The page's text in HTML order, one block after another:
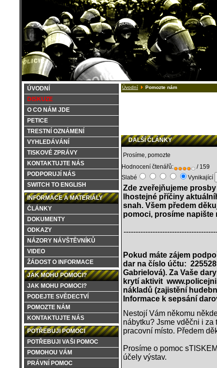
ÚVODNÍ
DISKUZE
O CO NÁM JDE
PETICE
TRESTNÍ OZNÁMENÍ
VYHLEDÁVÁNÍ
TISKOVÉ ZPRÁVY
KONTAKTUJTE NÁS
PODPORUJÍ NÁS
SWITCH TO ENGLISH
INFORMACE A MATERIÁLY
ČLÁNKY
DOKUMENTY
ODKAZY
NÁZORY NÁVŠTĚVNÍKŮ
VIDEO
ŽÁDOST O INFORMACE
JAK MOHU POMOCI?
JAK MOHU POMOCI?
PODEJTE SVĚDECTVÍ
POMOZTE NÁM
KONTAKTUJTE NÁS
POTŘEBUJI POMOCI
POTŘEBUJI VAŠI POMOC
POMOHOU VÁM
PRÁVNÍ POMOC
Úvodní Pomozte nám
DALŠÍ ČLÁNKY
Prosíme, pomozte
Hodnocení čtenářů:
/ 159
Slabé
Vynikající
Zde zveřejňujeme
lhostejné příčiny
snah. Všem předem
pomoci, prosíme napište
Pokud máte zájem
dar na číslo účtu:
Gabrielová). Za Vaše
krytí aktivit
nákladů (zajistění
Informace k sepsání
Nestojí Vám někomu
nábytku? Jsme vděčni i
pracovní místo. Předem
Prosíme o pomoc
účely výstav.